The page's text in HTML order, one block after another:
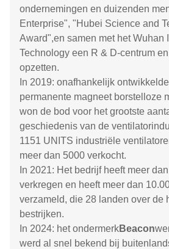
ondernemingen en duizenden
Enterprise", "Hubei Science and
Award",en samen met het Wuhan
Technology een R & D-centrum
opzetten.
In 2019: onafhankelijk
permanente magneet borstelloze
won de bod voor het grootste
geschiedenis van de
1151 UNITS industriële
meer dan 5000 verkocht.
In 2021: Het bedrijf heeft meer
verkregen en heeft meer dan
verzameld, die 28 landen over de
bestrijken.
In 2024: het ondermerkBeacon
werd al snel bekend bij